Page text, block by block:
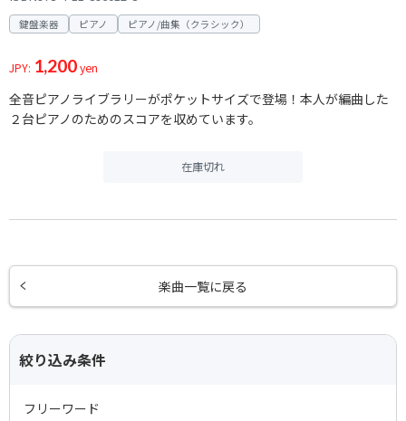
鍵盤楽器 ピアノ ピアノ/曲集（クラシック）
JPY: 1,200yen
全音ピアノライブラリーがポケットサイズで登場！本人が編曲した
２台ピアノのためのスコアを収めています。
在庫切れ
楽曲一覧に戻る
絞り込み条件
フリーワード